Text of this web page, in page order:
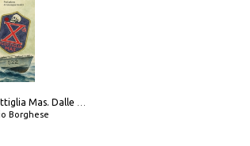
Decima flottiglia Mas. Dalle origini all'armistizio
Borghese